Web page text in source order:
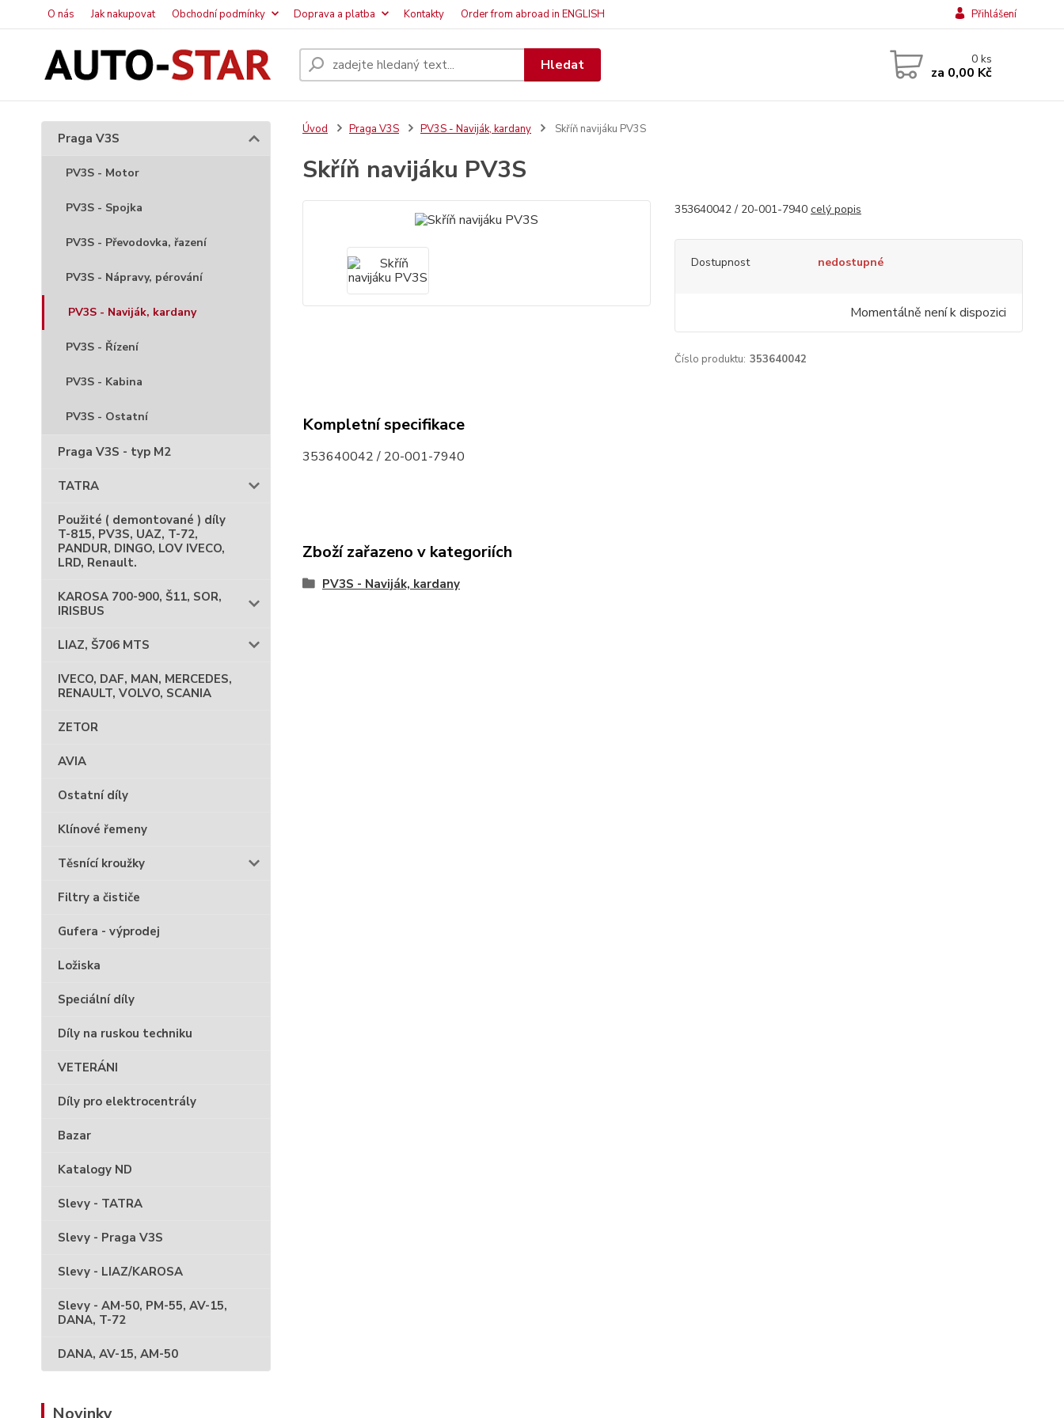
O nás Jak nakupovat Obchodní podmínky Doprava a platba Kontakty Order from abroad in ENGLISH Přihlášení
Hledat 0ks
za 0,00 Kč
Praga V3S
PV3S - Motor
PV3S - Spojka
PV3S - Převodovka, řazení
PV3S - Nápravy, pérování
PV3S - Naviják, kardany
PV3S - Řízení
PV3S - Kabina
PV3S - Ostatní
Praga V3S - typ M2
TATRA
Použité ( demontované ) díly
T-815, PV3S, UAZ, T-72,
PANDUR, DINGO, LOV IVECO,
LRD, Renault.
KAROSA 700-900, Š11, SOR,
IRISBUS
LIAZ, Š706 MTS
IVECO, DAF, MAN, MERCEDES,
RENAULT, VOLVO, SCANIA
ZETOR
AVIA
Ostatní díly
Klínové řemeny
Těsnící kroužky
Filtry a čističe
Gufera - výprodej
Ložiska
Speciální díly
Díly na ruskou techniku
VETERÁNI
Díly pro elektrocentrály
Bazar
Katalogy ND
Slevy - TATRA
Slevy - Praga V3S
Slevy - LIAZ/KAROSA
Slevy - AM-50, PM-55, AV-15,
DANA, T-72
DANA, AV-15, AM-50
Novinky
Úvod Praga V3S PV3S - Naviják, kardany Skříň navijáku PV3S
Skříň navijáku PV3S
353640042 / 20-001-7940 celý popis
Dostupnost nedostupné
Momentálně není k dispozici
Číslo produktu: 353640042
Kompletní specifikace
353640042 / 20-001-7940
Zboží zařazeno v kategoriích
PV3S - Naviják, kardany